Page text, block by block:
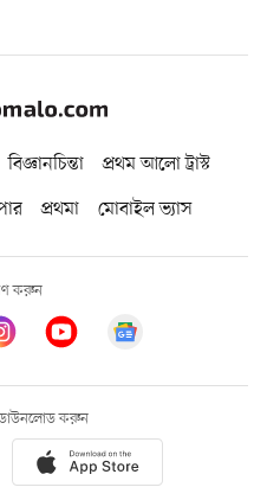
বিজ্ঞানচিন্তা
প্রথম আলো ট্রাস্ট
প্রথমা মোবাইল ভ্যাস
করুন
করুন